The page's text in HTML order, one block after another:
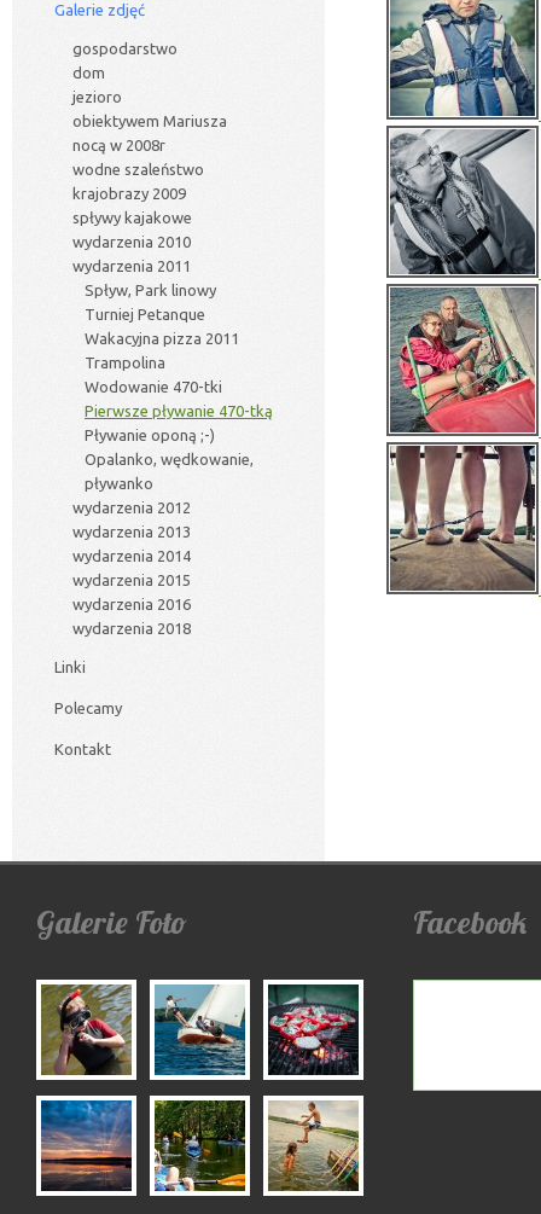
Galerie zdjęć
gospodarstwo
dom
jezioro
obiektywem Mariusza
nocą w 2008r
wodne szaleństwo
krajobrazy 2009
spływy kajakowe
wydarzenia 2010
wydarzenia 2011
Spływ, Park linowy
Turniej Petanque
Wakacyjna pizza 2011
Trampolina
Wodowanie 470-tki
Pierwsze pływanie 470-tką
Pływanie oponą ;-)
Opalanko, wędkowanie,
pływanko
wydarzenia 2012
wydarzenia 2013
wydarzenia 2014
wydarzenia 2015
wydarzenia 2016
wydarzenia 2018
Linki
Polecamy
Kontakt
Galerie Foto Facebook